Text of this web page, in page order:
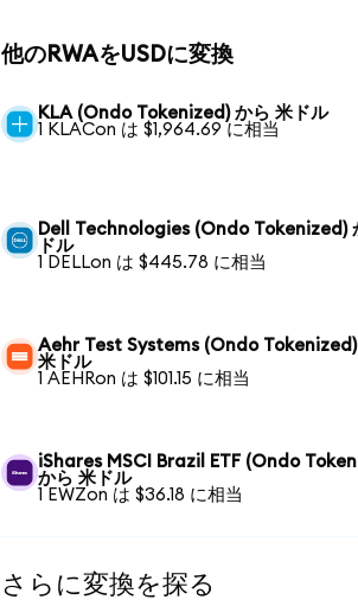
他のRWAをUSDに変換
KLA (Ondo Tokenized) から 米ドル
1 KLACon は $1,964.69 に相当
Dell Technologies (Ondo Tokenized)
ドル
1 DELLon は $445.78 に相当
Aehr Test Systems (Ondo Tokenized)
米ドル
1 AEHRon は $101.15 に相当
iShares MSCI Brazil ETF (Ondo
から 米ドル
1 EWZon は $36.18 に相当
さらに変換を探る